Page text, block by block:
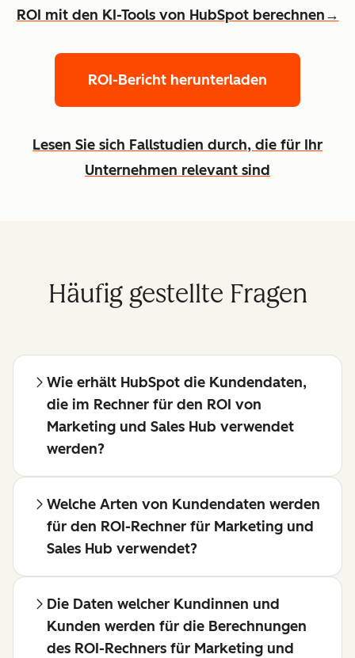
ROI mit den KI-Tools von HubSpot berechnen→
ROI-Bericht herunterladen
Lesen Sie sich Fallstudien durch, die für Ihr
Unternehmen relevant sind
Häufig gestellte Fragen
Wie erhält HubSpot die Kundendaten,
die im Rechner für den ROI von
Marketing und Sales Hub verwendet
werden?
Welche Arten von Kundendaten werden
für den ROI-Rechner für Marketing und
Sales Hub verwendet?
Die Daten welcher Kundinnen und
Kunden werden für die Berechnungen
des ROI-Rechners für Marketing und